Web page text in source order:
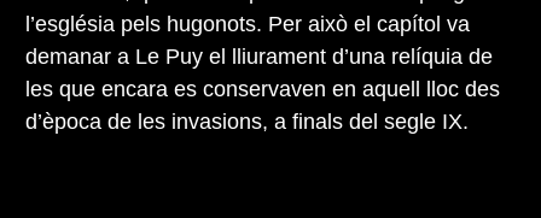
l’església pels hugonots. Per això el capítol va
demanar a Le Puy el lliurament d’una relíquia de
les que encara es conservaven en aquell lloc des
d’època de les invasions, a finals del segle IX.